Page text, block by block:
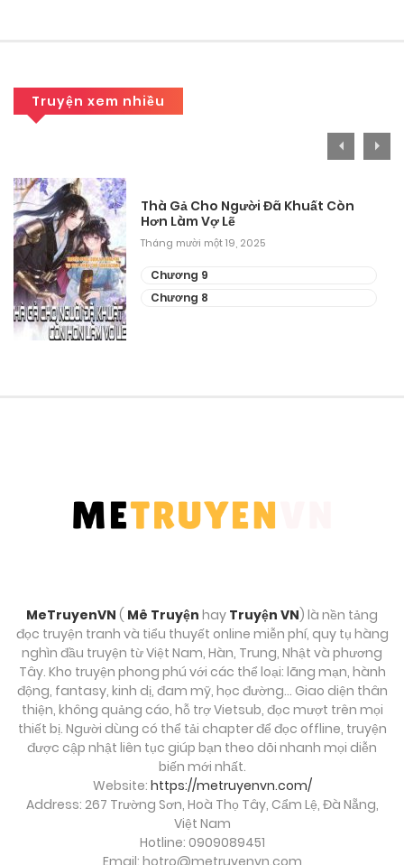
Chương 141
Chương 140
Tháng 9 27, 2025
Chương 139
Tháng 9 27, 2025
Chương 138
Tháng 9 27, 2025
Chương 134
Tháng 9 27, 2025
Chương 133
Tháng 9 27, 2025
Tháng 9 27, 2025
Truyện xem nhiều
Thà Gả Cho Người Đã Khuất Còn
Hơn Làm Vợ Lẽ
Tháng mười một 19, 2025
Chương 9
Chương 8
MeTruyenVN ( Mê Truyện hay Truyện VN) là nền tảng
đọc truyện tranh và tiểu thuyết online miễn phí, quy tụ hàng
nghìn đầu truyện từ Việt Nam, Hàn, Trung, Nhật và phương
Tây. Kho truyện phong phú với các thể loại: lãng mạn, hành
động, fantasy, kinh dị, đam mỹ, học đường… Giao diện thân
thiện, không quảng cáo, hỗ trợ Vietsub, đọc mượt trên mọi
thiết bị. Người dùng có thể tải chapter để đọc offline, truyện
được cập nhật liên tục giúp bạn theo dõi nhanh mọi diễn
biến mới nhất.
Website: https://metruyenvn.com/
Address: 267 Trường Sơn, Hoà Thọ Tây, Cẩm Lệ, Đà Nẵng,
Việt Nam
Hotline: 0909089451
Email: hotro@metruyenvn.com